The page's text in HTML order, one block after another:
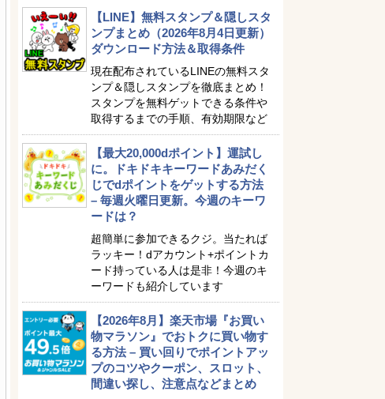
【LINE】無料スタンプ＆隠しスタ
ンプまとめ（2026年8月4日更新）
ダウンロード方法＆取得条件
現在配布されているLINEの無料スタ
ンプ＆隠しスタンプを徹底まとめ！
スタンプを無料ゲットできる条件や
取得するまでの手順、有効期限など
【最大20,000dポイント】運試し
に。ドキドキキーワードあみだく
じでdポイントをゲットする方法
– 毎週火曜日更新。今週のキーワ
ードは？
超簡単に参加できるクジ。当たれば
ラッキー！dアカウント+ポイントカ
ード持っている人は是非！今週のキ
ーワードも紹介しています
【2026年8月】楽天市場『お買い
物マラソン』でおトクに買い物す
る方法 – 買い回りでポイントアッ
プのコツやクーポン、スロット、
間違い探し、注意点などまとめ